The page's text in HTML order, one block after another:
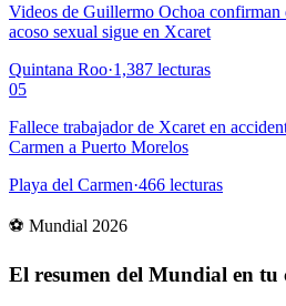
Videos de Guillermo Ochoa confirman
acoso sexual sigue en Xcaret
Quintana Roo·1,387 lecturas
05
Fallece trabajador de Xcaret en
Carmen a Puerto Morelos
Playa del Carmen·466 lecturas
⚽ Mundial 2026
El resumen del Mundial en tu